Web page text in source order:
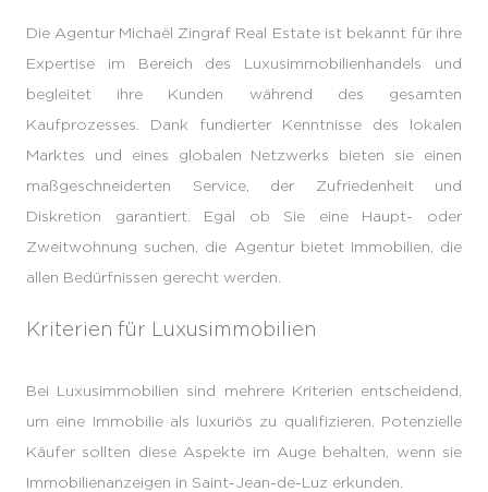
Die Agentur Michaël Zingraf Real Estate ist bekannt für ihre
Expertise im Bereich des Luxusimmobilienhandels und
begleitet ihre Kunden während des gesamten
Kaufprozesses. Dank fundierter Kenntnisse des lokalen
Marktes und eines globalen Netzwerks bieten sie einen
maßgeschneiderten Service, der Zufriedenheit und
Diskretion garantiert. Egal ob Sie eine Haupt- oder
Zweitwohnung suchen, die Agentur bietet Immobilien, die
allen Bedürfnissen gerecht werden.
Kriterien für Luxusimmobilien
Bei Luxusimmobilien sind mehrere Kriterien entscheidend,
um eine Immobilie als luxuriös zu qualifizieren. Potenzielle
Käufer sollten diese Aspekte im Auge behalten, wenn sie
Immobilienanzeigen in Saint-Jean-de-Luz erkunden.